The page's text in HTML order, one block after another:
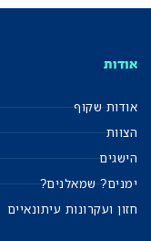
אודות
אודות שקוף
הצוות
הישגים
ימנים? שמאלנים?
חזון ועקרונות עיתונאיים